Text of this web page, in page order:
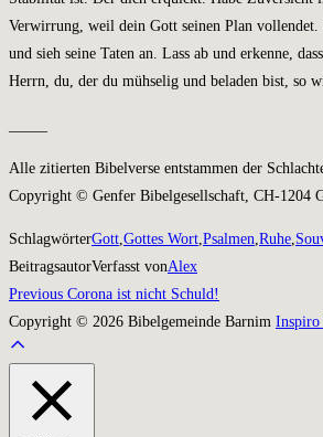
Verwirrung, weil dein Gott seinen Plan
und sieh seine Taten an. Lass ab und erkenne,
Herrn, du, der du mühselig und beladen bist, so
Alle zitierten Bibelverse entstammen der
Copyright © Genfer Bibelgesellschaft, CH-1204
SchlagwörterGott Gottes Wort Psalmen Ruhe
BeitragsautorVerfasst vonAlex
Beitragsnavigation
Previous
Previous Corona ist nicht Schuld!
Copyright © 2026 Bibelgemeinde Barnim Inspiro
top